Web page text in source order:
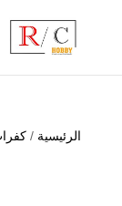
الرئيسية /